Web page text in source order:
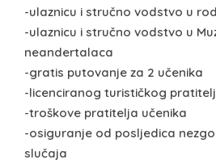
-ulaznicu i stručno vodstvo u
-ulaznicu i stručno vodstvo u
neandertalaca
-gratis putovanje za 2 učenika
-licenciranog turističkog
-troškove pratitelja učenika
-osiguranje od posljedica
slučaja